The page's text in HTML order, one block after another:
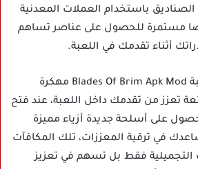
الصناديق باستخدام العملات المعدنية
مستمرة للحصول على عناصر تساهم
أثناء تقدمك في اللعبة.
صناديق الهدايا في لعبة Blades Of Brim Apk Mod مهكرة
تعزز من تقدمك داخل اللعبة، عند فتح
على أسلحة جديدة أزياء مميزة
في ترقية المعززات، تلك المكافآت
فقط بل تسهم في تعزيز